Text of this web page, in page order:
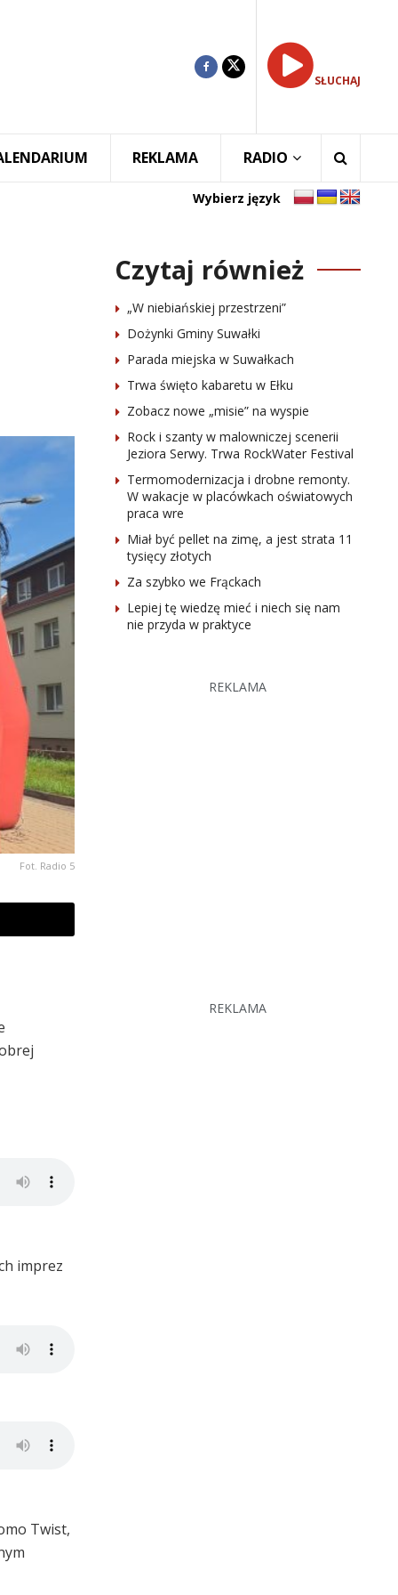
SŁUCHAJ
REKLAMA RADIO
Wybierz język
Fot. Radio 5
imprez
Twist,
Czytaj również
„W niebiańskiej przestrzeni”
Dożynki Gminy Suwałki
Parada miejska w Suwałkach
Trwa święto kabaretu w Ełku
Zobacz nowe „misie” na wyspie
Rock i szanty w malowniczej scenerii
Jeziora Serwy. Trwa RockWater Festival
Termomodernizacja i drobne remonty.
W wakacje w placówkach oświatowych
praca wre
Miał być pellet na zimę, a jest strata 11
tysięcy złotych
Za szybko we Frąckach
Lepiej tę wiedzę mieć i niech się nam
nie przyda w praktyce
REKLAMA
REKLAMA